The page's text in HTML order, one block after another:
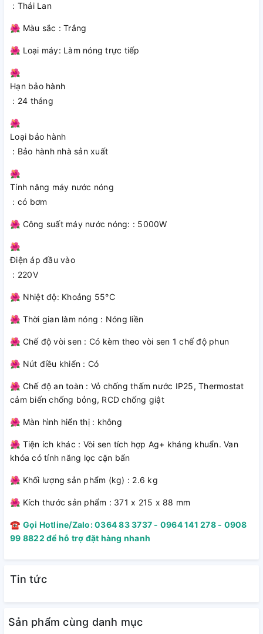
Đánh giá chi tiết về máy nước
nóng trực tiếp Atlantic
Tempo Lite 5000 PU
Thiết kế hiện đại và tiện ích
Atlantic Tempo Lite 5000 PU có thiết kế nhỏ gọn, tinh tế và
hiện đại. Với vỏ ngoài được làm từ nhựa ABS cao cấp, máy
không chỉ bền bỉ mà còn mang lại tính thẩm mỹ cao cho
không gian phòng tắm. Thiết kế nhỏ gọn giúp máy dễ dàng
chiếm quá nhiều diện tích.
Công nghệ làm nóng nhanh chóng
Với công suất lên tới 5.000W, máy nước nóng
Atlantic 5000W Tempo Lite 5000 PU giúp làm nóng nước rất
nhanh, chỉ cần bật công tắc là bạn sẽ có ngay nước nóng để
sử dụng mà không phải chờ đợi lâu. Đặc biệt, công suất
mạnh mẽ này cũng giúp duy trì nhiệt độ nước ổn định, mang
lại cảm giác dễ chịu trong suốt thời gian tắm.
: Thái Lan
🌺 Màu sắc : Trắng
🌺 Loại máy: Làm nóng trực tiếp
🌺
Hạn bảo hành
: 24 tháng
🌺
Loại bảo hành
: Bảo hành nhà sản xuất
🌺
Tính năng máy nước nóng
: có bơm
🌺 Công suất máy nước nóng: : 5000W
🌺
Điện áp đầu vào
: 220V
🌺 Nhiệt độ: Khoảng 55°C
🌺 Thời gian làm nóng : Nóng liền
🌺 Chế độ vòi sen : Có kèm theo vòi sen 1 chế độ phun
🌺 Nút điều khiển : Có
🌺 Chế độ an toàn : Vỏ chống thấm nước IP25, Thermostat
cảm biến chống bỏng, RCD chống giật
🌺 Màn hình hiển thị : không
🌺 Tiện ích khác : Vòi sen tích hợp Ag+ kháng khuẩn. Van
khóa có tính năng lọc cặn bẩn
🌺 Khối lượng sản phẩm (kg) : 2.6 kg
🌺 Kích thước sản phẩm : 371 x 215 x 88 mm
☎ Gọi Hotline/Zalo: 0364 83 3737 - 0964 141 278 - 0908
99 8822 để hỗ trợ đặt hàng nhanh
Tin tức
Sản phẩm cùng danh mục